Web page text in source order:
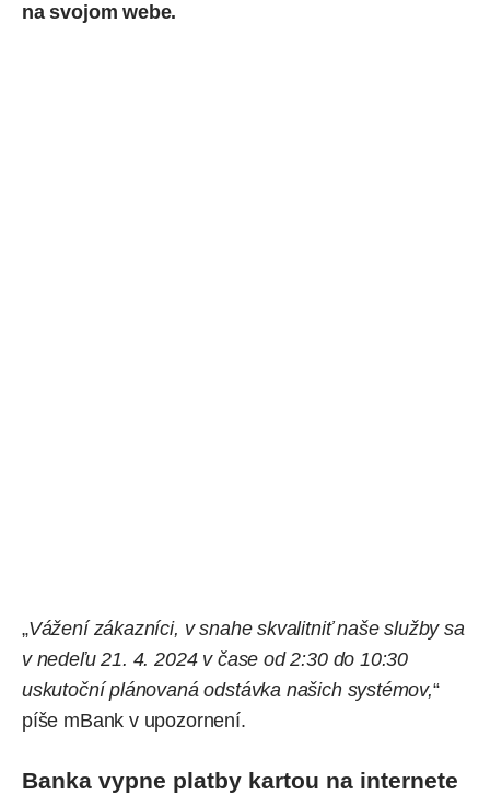
na svojom webe.
„Vážení zákazníci, v snahe skvalitniť naše služby sa
v nedeľu 21. 4. 2024 v čase od 2:30 do 10:30
uskutoční plánovaná odstávka našich systémov,“
píše mBank v upozornení.
Banka vypne platby kartou na internete